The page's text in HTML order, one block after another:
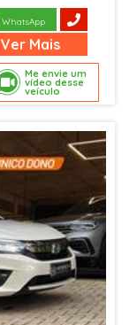
Me envie um
vídeo desse
veículo
WhatsApp
Ver Mais